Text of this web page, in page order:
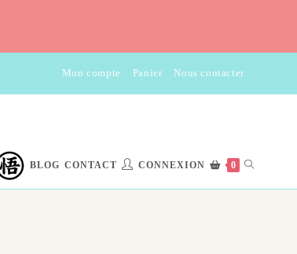
Mon compte Panier Nous contacter
BLOG CONTACT CONNEXION 0 TOGGLE